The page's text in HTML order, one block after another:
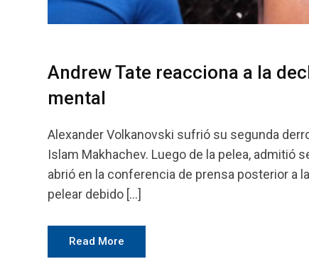
Andrew Tate reacciona a la
mental
Alexander Volkanovski sufrió su segunda
Islam Makhachev. Luego de la pelea,
abrió en la conferencia de prensa posterior a
pelear debido […]
Read More